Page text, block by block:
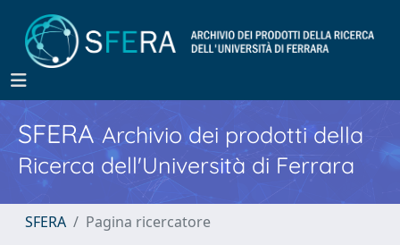
SFERA Archivio dei prodotti della
Ricerca dell'Università di Ferrara
SFERA Pagina ricercatore